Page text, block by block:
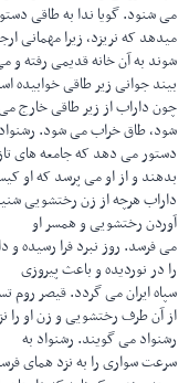
می شنود. گویا ندا به طاقی
میدهد که نریزد، زیرا مهمانی
شوند به آن خانه قدیمی رفته و
بیند جوانی زیر طاقی خوابیده
چون داراب از زیر طاقی خارج
شود، طاق خراب می شود.
دستور می دهد که جامعه های
بدهند و از او می پرسد که او
داراب هرچه از زن رختشویی
آوردن رختشویی و همسر او
می فرسد. روز نبرد فرا رسیده
را در نوردیده و باعث پیروزی
سپاه ایران می گردد. قیصر روم
از آن طرف رختشویی و زن او را
رشنواد می گویند. رشنواد به
سرعت سواری را به نزد همای